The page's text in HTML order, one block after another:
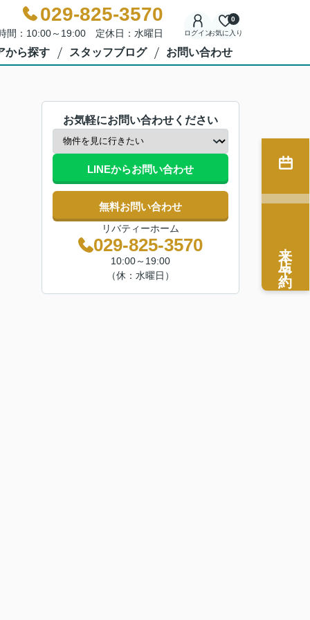
029-825-3570
間：10:00～19:00 定休日：水曜日 ログインお気に入り
0
から探す スタッフブログ お問い合わせ
お気軽にお問い合わせください
LINEからお問い合わせ
無料お問い合わせ
リバティーホーム
029-825-3570
10:00～19:00
（休：水曜日）
来店予約